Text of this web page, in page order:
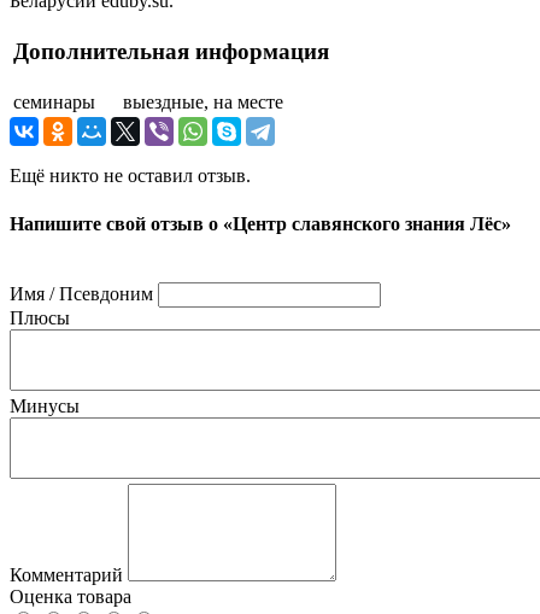
Дополнительная информация
семинары выездные, на месте
Ещё никто не оставил отзыв.
Напишите свой отзыв о «Центр славянского знания Лёс»
Имя / Псевдоним
Плюсы
Минусы
Комментарий
Оценка товара